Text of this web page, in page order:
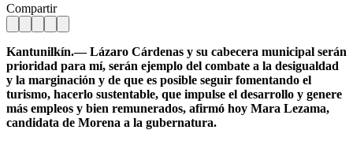
Compartir
Kantunilkín.— Lázaro Cárdenas y su cabecera municipal serán
prioridad para mí, serán ejemplo del combate a la desigualdad
y la marginación y de que es posible seguir fomentando el
turismo, hacerlo sustentable, que impulse el desarrollo y genere
más empleos y bien remunerados, afirmó hoy Mara Lezama,
candidata de Morena a la gubernatura.